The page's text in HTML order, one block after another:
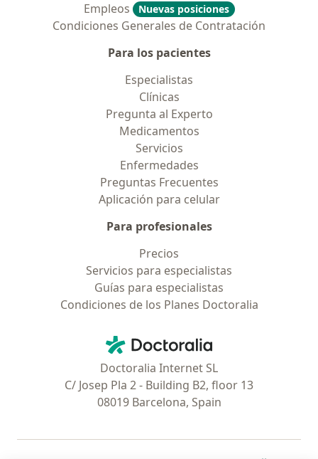
Empleos
Nuevas posiciones
Condiciones Generales de Contratación
Para los pacientes
Especialistas
Clínicas
Pregunta al Experto
Medicamentos
Servicios
Enfermedades
Preguntas Frecuentes
Aplicación para celular
Para profesionales
Precios
Servicios para especialistas
Guías para especialistas
Condiciones de los Planes Doctoralia
Doctoralia - Página de inicio
Doctoralia Internet SL
C/ Josep Pla 2 - Building B2, floor 13
08019 Barcelona, Spain